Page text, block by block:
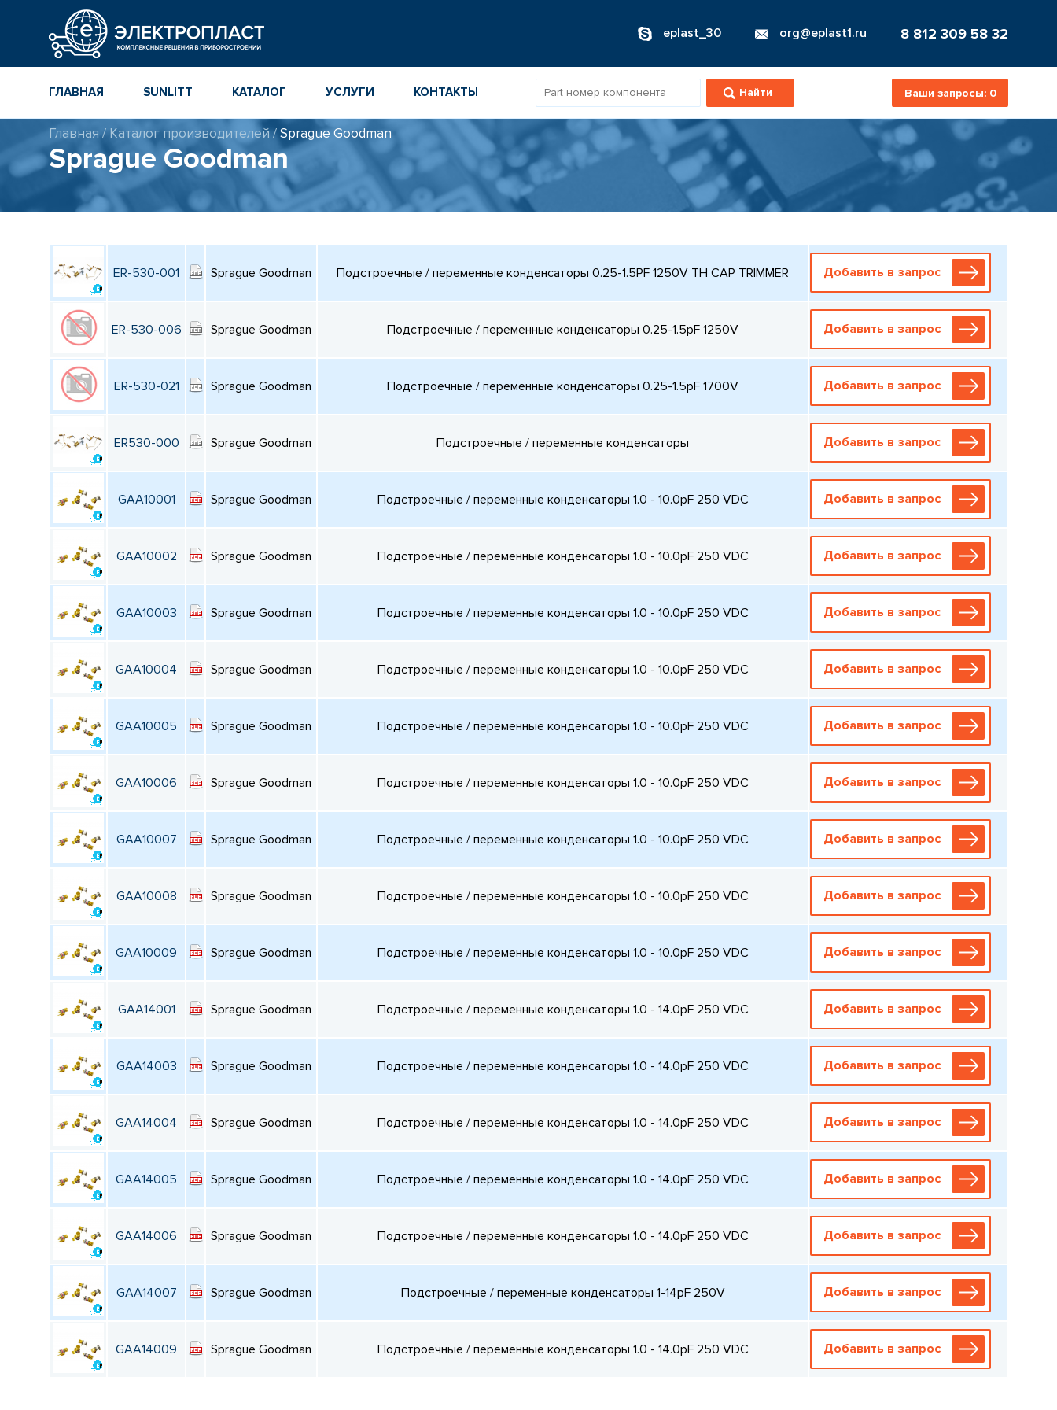
eplast_30 org@eplast1.ru 8 812 309 58 32
ГЛАВНАЯ SUNLITT
МНОГОСЛОЙНЫЕ
КЕРАМИЧЕСКИЕ ЧИП-
КОНДЕНСАТОРЫ
ПОВЕРХНОСТНОГО
И ТОНКОПЛЕНОЧНЫЕ
РЕЗИСТОРЫ ДЛЯ
ПОВЕРХНОСТНОГО
КАТАЛОГ
КАТАЛОГ
КОМПОНЕНТОВ
КАТАЛОГ ПРИБОРОВ
ИНСТРУМЕНТОВ
УСЛУГИ КОНТАКТЫ Ваши запросы: 0
Главная / Каталог производителей/Sprague Goodman
Sprague Goodman
ER-530-001 Sprague Goodman Подстроечные / переменные конденсаторы 0.25-1.5PF 1250V TH CAP TRIMMER Добавить в запрос
ER-530-006 Sprague Goodman Подстроечные / переменные конденсаторы 0.25-1.5pF 1250V Добавить в запрос
ER-530-021 Sprague Goodman Подстроечные / переменные конденсаторы 0.25-1.5pF 1700V Добавить в запрос
ER530-000 Sprague Goodman Подстроечные / переменные конденсаторы Добавить в запрос
GAA10001 Sprague Goodman Подстроечные / переменные конденсаторы 1.0 - 10.0pF 250 VDC Добавить в запрос
GAA10002 Sprague Goodman Подстроечные / переменные конденсаторы 1.0 - 10.0pF 250 VDC Добавить в запрос
GAA10003 Sprague Goodman Подстроечные / переменные конденсаторы 1.0 - 10.0pF 250 VDC Добавить в запрос
GAA10004 Sprague Goodman Подстроечные / переменные конденсаторы 1.0 - 10.0pF 250 VDC Добавить в запрос
GAA10005 Sprague Goodman Подстроечные / переменные конденсаторы 1.0 - 10.0pF 250 VDC Добавить в запрос
GAA10006 Sprague Goodman Подстроечные / переменные конденсаторы 1.0 - 10.0pF 250 VDC Добавить в запрос
GAA10007 Sprague Goodman Подстроечные / переменные конденсаторы 1.0 - 10.0pF 250 VDC Добавить в запрос
GAA10008 Sprague Goodman Подстроечные / переменные конденсаторы 1.0 - 10.0pF 250 VDC Добавить в запрос
GAA10009 Sprague Goodman Подстроечные / переменные конденсаторы 1.0 - 10.0pF 250 VDC Добавить в запрос
GAA14001 Sprague Goodman Подстроечные / переменные конденсаторы 1.0 - 14.0pF 250 VDC Добавить в запрос
GAA14003 Sprague Goodman Подстроечные / переменные конденсаторы 1.0 - 14.0pF 250 VDC Добавить в запрос
GAA14004 Sprague Goodman Подстроечные / переменные конденсаторы 1.0 - 14.0pF 250 VDC Добавить в запрос
GAA14005 Sprague Goodman Подстроечные / переменные конденсаторы 1.0 - 14.0pF 250 VDC Добавить в запрос
GAA14006 Sprague Goodman Подстроечные / переменные конденсаторы 1.0 - 14.0pF 250 VDC Добавить в запрос
GAA14007 Sprague Goodman Подстроечные / переменные конденсаторы 1-14pF 250V Добавить в запрос
GAA14009 Sprague Goodman Подстроечные / переменные конденсаторы 1.0 - 14.0pF 250 VDC Добавить в запрос